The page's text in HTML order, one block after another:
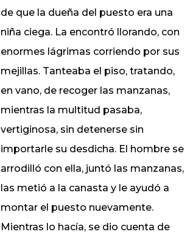
de que la dueña del puesto era una
niña ciega. La encontró llorando, con
enormes lágrimas corriendo por sus
mejillas. Tanteaba el piso, tratando,
en vano, de recoger las manzanas,
mientras la multitud pasaba,
vertiginosa, sin detenerse sin
importarle su desdicha. El hombre se
arrodilló con ella, juntó las manzanas,
las metió a la canasta y le ayudó a
montar el puesto nuevamente.
Mientras lo hacía, se dio cuenta de